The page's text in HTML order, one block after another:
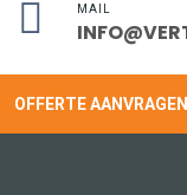
MAIL
OFFERTE AANVRAGEN